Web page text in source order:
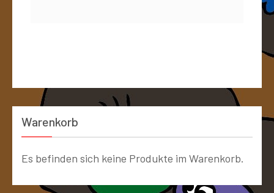
Warenkorb
Es befinden sich keine Produkte im Warenkorb.